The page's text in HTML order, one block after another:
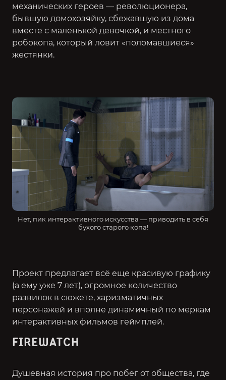
механических героев — революционера,
бывшую домохозяйку, сбежавшую из дома
вместе с маленькой девочкой, и местного
робокопа, который ловит «поломавшиеся»
жестянки.
Нет, пик интерактивного искусства — приводить в себя
бухого старого копа!
Проект предлагает всё еще красивую графику
(а ему уже 7 лет), огромное количество
развилок в сюжете, харизматичных
персонажей и вполне динамичный по меркам
интерактивных фильмов геймплей.
FIREWATCH
Душевная история про побег от общества, где